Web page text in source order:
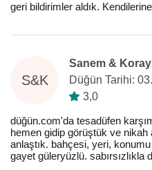
geri bildirimler aldık.
S&K
Sanem & Koray
Düğün Tarihi:
3,0
düğün.com'da tesadüfen
hemen gidip görüştük ve nikah
anlaştık. bahçesi, yeri,
gayet güleryüzlü.